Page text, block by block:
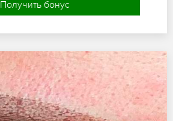
Получить бонус